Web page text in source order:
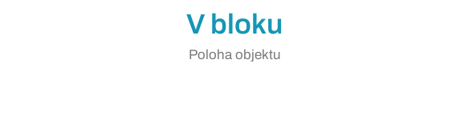
V bloku
Poloha objektu